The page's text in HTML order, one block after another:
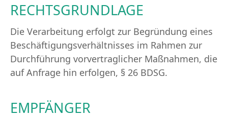
RECHTSGRUNDLAGE
Die Verarbeitung erfolgt zur Begründung eines
Beschäftigungsverhältnisses im Rahmen zur
Durchführung vorvertraglicher Maßnahmen, die
auf Anfrage hin erfolgen, § 26 BDSG.
EMPFÄNGER